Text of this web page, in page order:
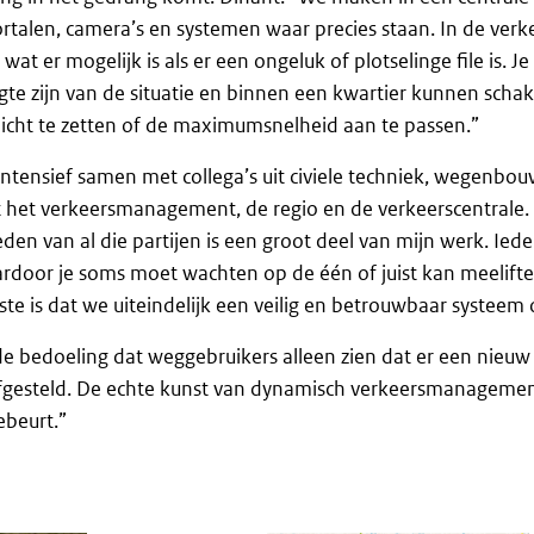
camera’s en systemen waar precies staan. In de
er mogelijk is als er een ongeluk of plotselinge file is.
zijn van de situatie en binnen een kwartier kunnen
te zetten of de maximumsnelheid aan te passen.”
samen met collega’s uit civiele techniek,
verkeersmanagement, de regio en de
van al die partijen is een groot deel van mijn werk.
je soms moet wachten op de één of juist kan
is dat we uiteindelijk een veilig en betrouwbaar systeem
bedoeling dat weggebruikers alleen zien dat er een
De echte kunst van dynamisch